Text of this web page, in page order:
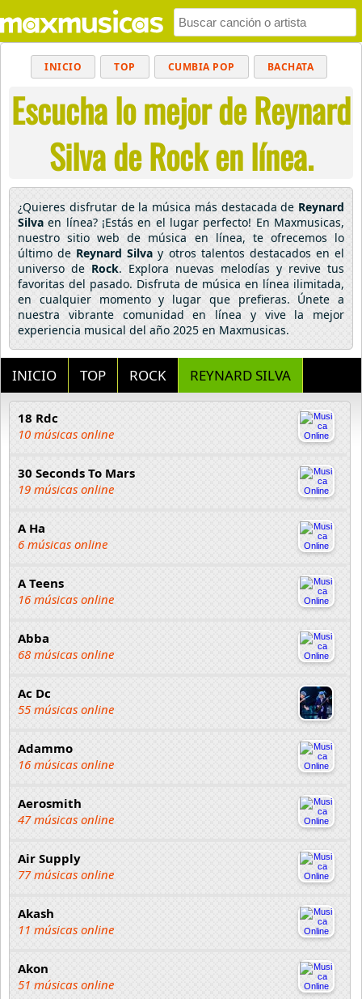
INICIO TOP CUMBIA POP BACHATA
MUSICA CRISTIANA REGGAETON
BALADAS ALTERNATIVO ELECTRÓNICA
CUMBIAS
Escucha lo mejor de Reynard
Silva de Rock en línea.
¿Quieres disfrutar de la música más destacada de Reynard
Silva en línea? ¡Estás en el lugar perfecto! En Maxmusicas,
nuestro sitio web de música en línea, te ofrecemos lo
último de Reynard Silva y otros talentos destacados en el
universo de Rock. Explora nuevas melodías y revive tus
favoritas del pasado. Disfruta de música en línea ilimitada,
en cualquier momento y lugar que prefieras. Únete a
nuestra vibrante comunidad en línea y vive la mejor
experiencia musical del año 2025 en Maxmusicas.
INICIO TOP ROCK REYNARD SILVA
18 Rdc
10 músicas online
30 Seconds To Mars
19 músicas online
A Ha
6 músicas online
A Teens
16 músicas online
Abba
68 músicas online
Ac Dc
55 músicas online
Adammo
16 músicas online
Aerosmith
47 músicas online
Air Supply
77 músicas online
Akash
11 músicas online
Akon
51 músicas online